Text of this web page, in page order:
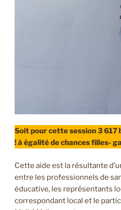
Soit pour cette session 3
! à égalité de chances filles-
Cette aide est la résultante
entre les professionnels de
éducative, les représentants
correspondant local et le